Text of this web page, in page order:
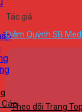
Cáo
Tác giả
Diễm Quỳnh SB
Theo dõi Trang